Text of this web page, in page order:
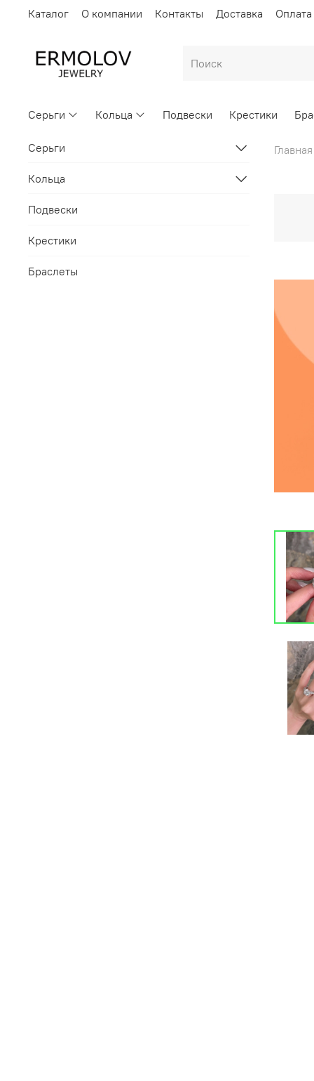
Каталог О компании Контакты Доставка Оплата
Серьги Кольца Подвески Крестики
Главная
Серьги
Кольца
Подвески
Крестики
Браслеты